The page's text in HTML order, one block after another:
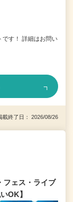
です！ 詳細はお問い
終了日： 2026/08/26
フェス・ライブ
OK】